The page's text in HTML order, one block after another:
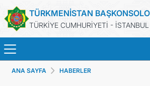
TÜRKMENİSTAN
TÜRKİYE CUMHURİYETİ - İSTANBUL
ANA SAYFA HABERLER